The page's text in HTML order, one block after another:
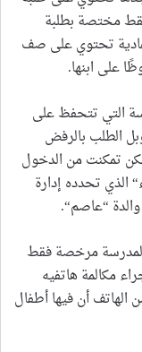
مختصة بطلبة
تحتوي على صف
على ابنها.
التي تتحفظ على
الطلب بالرفض
تمكنت من الدخول
الذي تحدده إدارة
والدة “عاصم“.
المدرسة مرخصة فقط
مكالمة هاتفيه
أن فيها أطفال